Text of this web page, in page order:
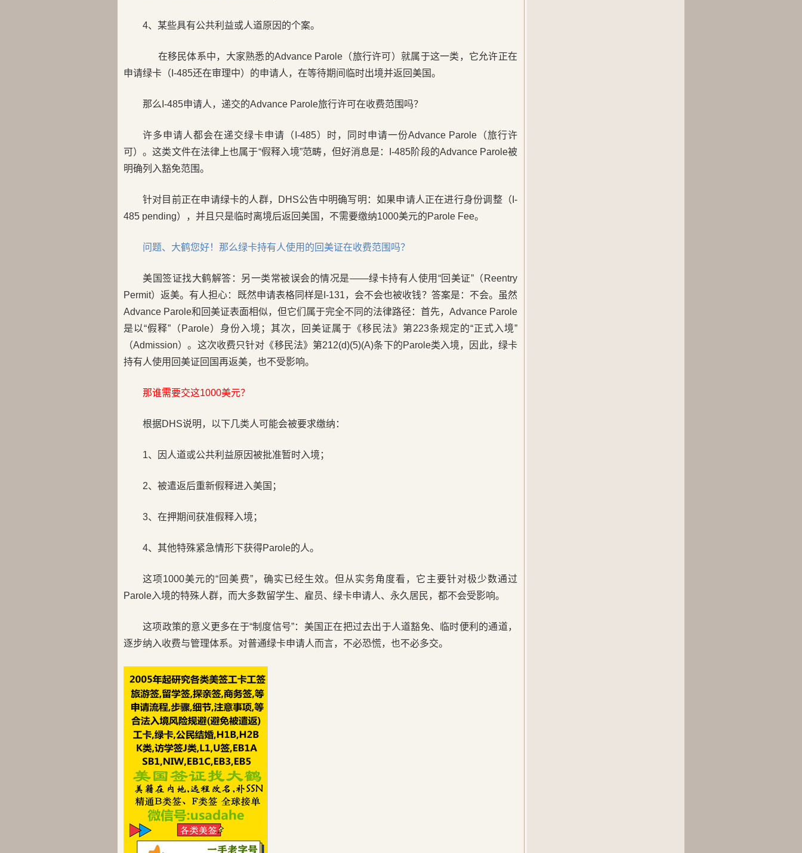
4、某些具有公共利益或人道原因的个案。
在移民体系中，大家熟悉的Advance Parole（旅行许可）就属于这一类，它允许正在
申请绿卡（I-485还在审理中）的申请人，在等待期间临时出境并返回美国。
那么I-485申请人，递交的Advance Parole旅行许可在收费范围吗？
许多申请人都会在递交绿卡申请（I-485）时，同时申请一份Advance Parole（旅行许
可）。这类文件在法律上也属于“假释入境”范畴，但好消息是：I-485阶段的Advance Parole被
明确列入豁免范围。
针对目前正在申请绿卡的人群，DHS公告中明确写明：如果申请人正在进行身份调整（I-
485 pending），并且只是临时离境后返回美国，不需要缴纳1000美元的Parole Fee。
问题、大鹤您好！那么绿卡持有人使用的回美证在收费范围吗？
美国签证找大鹤解答：另一类常被误会的情况是——绿卡持有人使用“回美证”（Reentry
Permit）返美。有人担心：既然申请表格同样是I-131，会不会也被收钱？答案是：不会。虽然
Advance Parole和回美证表面相似，但它们属于完全不同的法律路径：首先，Advance Parole
是以“假释”（Parole）身份入境；其次，回美证属于《移民法》第223条规定的“正式入境”
（Admission）。这次收费只针对《移民法》第212(d)(5)(A)条下的Parole类入境，因此，绿卡
持有人使用回美证回国再返美，也不受影响。
那谁需要交这1000美元？
根据DHS说明，以下几类人可能会被要求缴纳：
1、因人道或公共利益原因被批准暂时入境；
2、被遣返后重新假释进入美国；
3、在押期间获准假释入境；
4、其他特殊紧急情形下获得Parole的人。
这项1000美元的“回美费”，确实已经生效。但从实务角度看，它主要针对极少数通过
Parole入境的特殊人群，而大多数留学生、雇员、绿卡申请人、永久居民，都不会受影响。
这项政策的意义更多在于“制度信号”：美国正在把过去出于人道豁免、临时便利的通道，
逐步纳入收费与管理体系。对普通绿卡申请人而言，不必恐慌，也不必多交。